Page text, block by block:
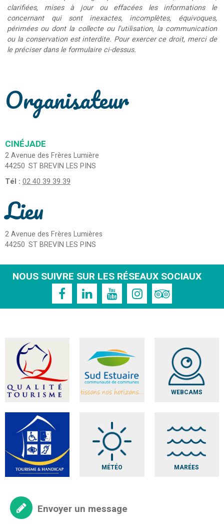
clarifiées, mises à jour ou effacées les informations le
concernant qui sont inexactes, incomplètes, équivoques,
périmées ou dont la collecte ou l'utilisation, la communication
ou la conservation est interdite. Pour exercer ce droit, merci de
le préciser dans le formulaire ci-dessus.
Organisateur
CINÉJADE
2 Avenue des Frères Lumière
44250 ST BREVIN LES PINS
Tél : 02 40 39 39 39
Lieu
2 Avenue des Frères Lumières
44250 ST BREVIN LES PINS
NOUS SUIVRE SUR LES RÉSEAUX SOCIAUX
WEBCAMS
MÉTÉO MARÉES
Envoyer un message